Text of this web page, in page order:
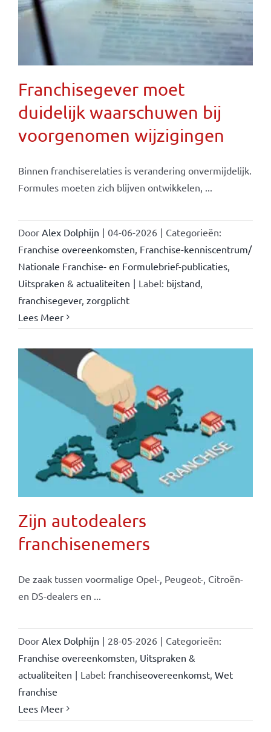
Franchisegever moet
duidelijk waarschuwen bij
voorgenomen wijzigingen
Binnen franchiserelaties is verandering onvermijdelijk.
Formules moeten zich blijven ontwikkelen, ...
Door Alex Dolphijn | 04-06-2026 | Categorieën:
Franchise overeenkomsten Franchise-kenniscentrum/
Nationale Franchise- en Formulebrief-publicaties,
Uitspraken & actualiteiten | Label: bijstand,
franchisegever, zorgplicht
Lees Meer
Zijn autodealers
franchisenemers
De zaak tussen voormalige Opel-, Peugeot-, Citroën-
en DS-dealers en ...
Door Alex Dolphijn | 28-05-2026 | Categorieën:
Franchise overeenkomsten Uitspraken &
actualiteiten | Label: franchiseovereenkomst, Wet
franchise
Lees Meer